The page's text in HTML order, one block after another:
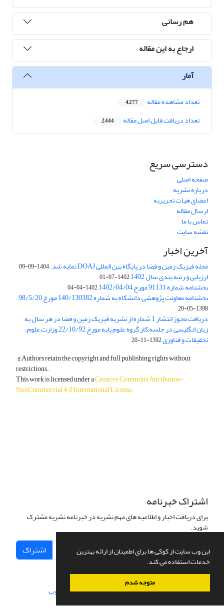
این وب سایت از کوکی ها برای اطمینان از ارائه بهترین
خدمات استفاده می کند.
متوجه شدم
هم رسانی
ارجاع به این مقاله
آمار
تعداد مشاهده مقاله 4,277
تعداد دریافت فایل اصل مقاله 2,444
دسترسی سریع
صفحه اصلی
درباره نشریه
اعضای هیات تحریریه
ارسال مقاله
تماس با ما
نقشه سایت
آخرین اخبار
مجله فیزیک زمین و فضا در پایگاه بین المللی DOAJ نمایه شد. 1404-09-09
ارزیابی و رتبه بندی سال 1402 1402-07-01
بخشنامه شماره 91131 مورخ 1402/04/04 1402-04-04
بخشنامه معاونت پژوهشی دانشگاه به شماره 140/130382 مورخ 98/5/20
1398-05-20
دریافت مجوز انتشار 1 شماره از نشریه فیزیک زمین و فضا در هر سال به
زبان انگلیسی در جلسه کار گروه علوم پایه مورخ 22/10/92 وزارت علوم،
تحقیقات و فناوری1392-11-20
© Authors retain the copyright and full publishing rights without
restrictions.
This work is licensed under aCreative Commons Attribution-
NonCommercial 4.0 International License.
اشتراک خبرنامه
برای دریافت اخبار و اطلاعیه های مهم نشریه در خبرنامه نشریه مشترک
شوید.
اشتراک
سامانه مدیریت نشریات علمی.طراحی و پیاده سازی از سیناوب